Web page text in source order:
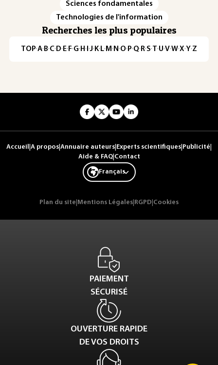
Sciences fondamentales
Technologies de l'information
Recherches les plus populaires
TOP·A·B·C· D· E· F·G· H · ·J· K· L· M · N ·O· P·Q· R·S·T·U·V·W·X·Y·Z
Accueil A propos Annuaire auteurs Experts scientifiques Publicité
Aide & FAQ| Contact
Français
Plan du site Mentions Légales RGPD Cookies
PAIEMENT
SÉCURISÉ
OUVERTURE RAPIDE
DE VOS DROITS